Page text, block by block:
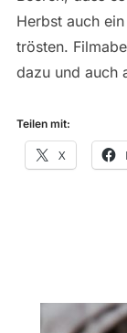
Herbst auch
trösten.
dazu und auch
Teilen mit:
X